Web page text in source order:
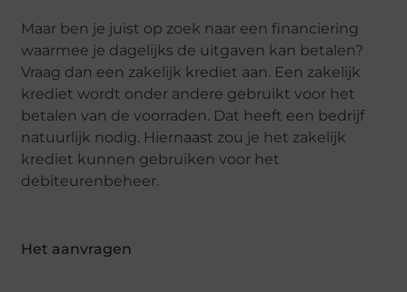
Maar ben je juist op zoek naar een financiering
waarmee je dagelijks de uitgaven kan betalen?
Vraag dan een zakelijk krediet aan. Een zakelijk
krediet wordt onder andere gebruikt voor het
betalen van de voorraden. Dat heeft een bedrijf
natuurlijk nodig. Hiernaast zou je het zakelijk
krediet kunnen gebruiken voor het
debiteurenbeheer.
Het aanvragen